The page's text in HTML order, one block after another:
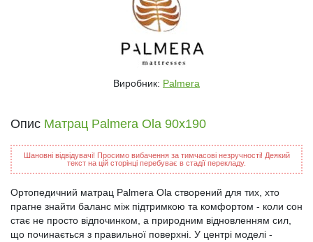
Виробник: Palmera
Опис Матрац Palmera Ola 90x190
Шановні відвідувачі! Просимо вибачення за тимчасові незручності! Деякий
текст на цій сторінці перебуває в стадії перекладу.
Ортопедичний матрац Palmera Ola створений для тих, хто
прагне знайти баланс між підтримкою та комфортом - коли сон
стає не просто відпочинком, а природним відновленням сил,
що починається з правильної поверхні. У центрі моделі -